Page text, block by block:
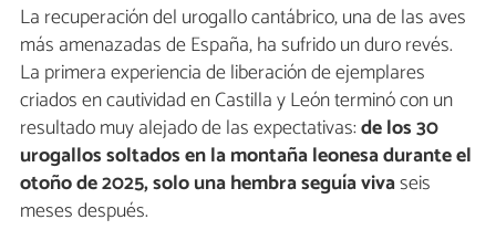
La recuperación del urogallo cantábrico, una de las aves
más amenazadas de España, ha sufrido un duro revés.
La primera experiencia de liberación de ejemplares
criados en cautividad en Castilla y León terminó con un
resultado muy alejado de las expectativas:de los 30
urogallos soltados en la montaña leonesa durante el
otoño de 2025, solo una hembra seguía vivaseis
meses después.